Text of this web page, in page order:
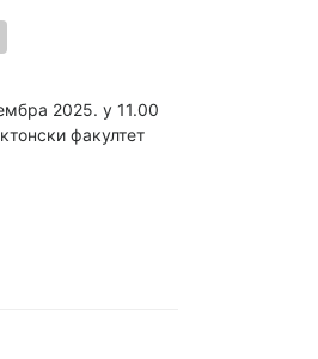
2025. у 11.00
факултет